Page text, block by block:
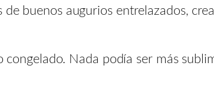
buenos augurios entrelazados,
Nada podía ser más